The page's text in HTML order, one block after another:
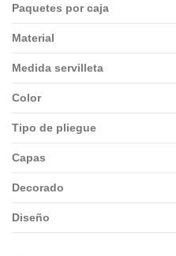
Paquetes por caja
Material
Medida servilleta
Color
Tipo de pliegue
Capas
Decorado
Diseño